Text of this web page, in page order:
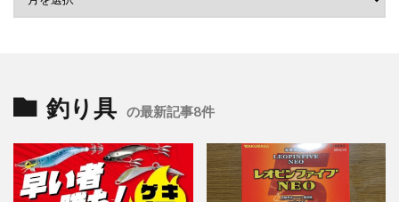
釣り具 の最新記事8件